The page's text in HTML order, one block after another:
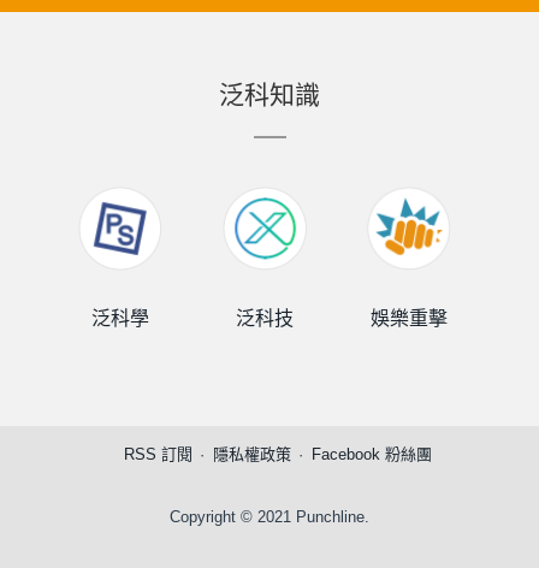
泛科知識
泛科學 泛科技 娛樂重擊
RSS 訂閱 隱私權政策 Facebook 粉絲團
Copyright © 2021 Punchline.